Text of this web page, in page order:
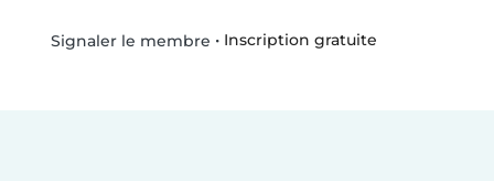
Signaler le membre • Inscription gratuite